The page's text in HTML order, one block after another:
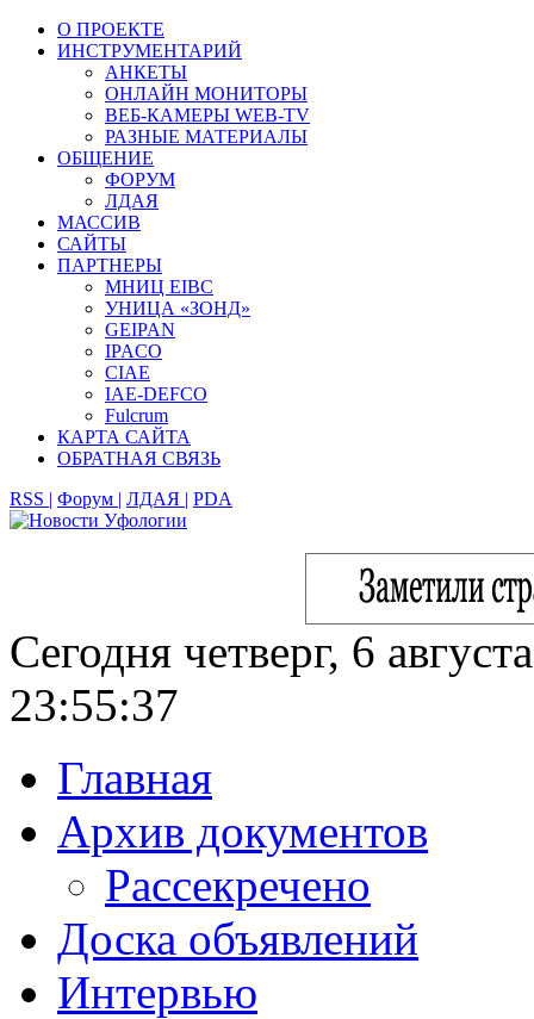
О ПРОЕКТЕ
ИНСТРУМЕНТАРИЙ
АНКЕТЫ
ОНЛАЙН МОНИТОРЫ
ВЕБ-КАМЕРЫ WEB-TV
РАЗНЫЕ МАТЕРИАЛЫ
ОБЩЕНИЕ
ФОРУМ
ЛДАЯ
МАССИВ
САЙТЫ
ПАРТНЕРЫ
МНИЦ EIBC
УНИЦА «ЗОНД»
GEIPAN
IPACO
CIAE
IAE-DEFCO
Fulcrum
КАРТА САЙТА
ОБРАТНАЯ СВЯЗЬ
RSS | Форум | ЛДАЯ | PDA
Сегодня четверг, 6
23:55:38
Главная
Архив документов
Рассекречено
Доска объявлений
Интервью